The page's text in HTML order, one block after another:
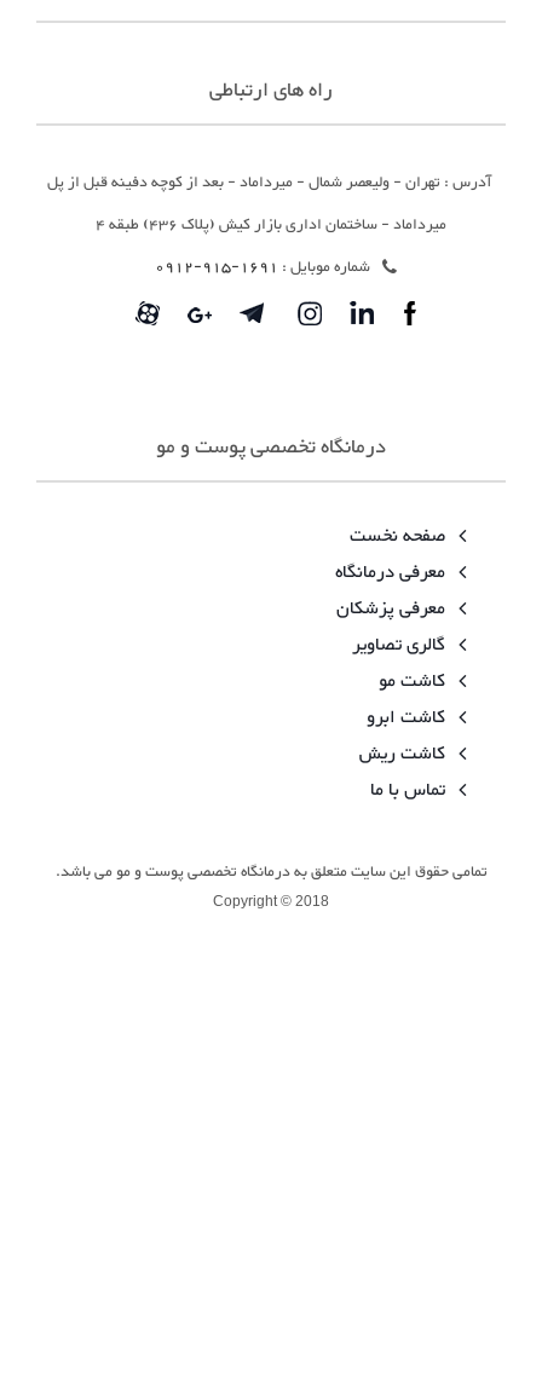
راه های ارتباطی
آدرس : تهران - ولیعصر شمال - میرداماد - بعد از کوچه دفینه قبل از پل
میرداماد - ساختمان اداری بازار کیش (پلاک 436) طبقه 4
شماره موبایل : 1691-915-0912
درمانگاه تخصصی پوست و مو
صفحه نخست
معرفی درمانگاه
معرفی پزشکان
گالری تصاویر
کاشت مو
کاشت ابرو
کاشت ریش
تماس با ما
تمامی حقوق این سایت متعلق به درمانگاه تخصصی پوست و مو می باشد.
Copyright © 2018